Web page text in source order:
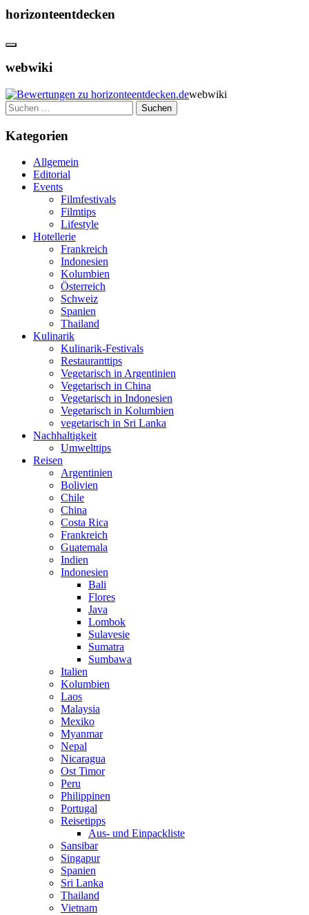
horizonteentdecken
webwiki
webwiki
Suchen
nach:
Kategorien
Allgemein
Editorial
Events
Filmfestivals
Filmtips
Lifestyle
Hotellerie
Frankreich
Indonesien
Kolumbien
Österreich
Schweiz
Spanien
Thailand
Kulinarik
Kulinarik-Festivals
Restauranttips
Vegetarisch in Argentinien
Vegetarisch in China
Vegetarisch in Indonesien
Vegetarisch in Kolumbien
vegetarisch in Sri Lanka
Nachhaltigkeit
Umwelttips
Reisen
Argentinien
Bolivien
Chile
China
Costa Rica
Frankreich
Guatemala
Indien
Indonesien
Bali
Flores
Java
Lombok
Sulavesie
Sumatra
Sumbawa
Italien
Kolumbien
Laos
Malaysia
Mexiko
Myanmar
Nepal
Nicaragua
Ost Timor
Peru
Philippinen
Portugal
Reisetipps
Aus- und Einpackliste
Sansibar
Singapur
Spanien
Sri Lanka
Thailand
Vietnam